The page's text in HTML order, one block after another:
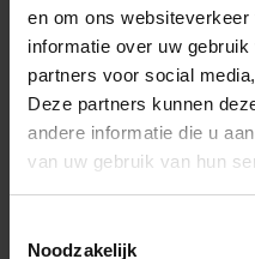
en om ons websiteverkeer
informatie over uw
partners voor social
Deze partners kunnen
andere informatie die u
van uw gebruik van hun
Noodzakelijk